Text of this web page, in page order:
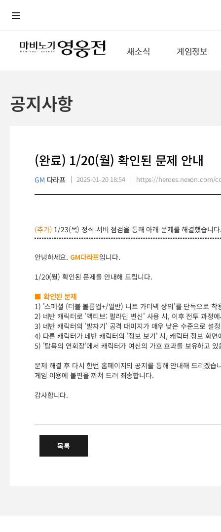
새소식 게임정보
공지사항
(완료) 1/20(월) 확인된 문제 안내
GM 다라프 2025-01-20 18:54 https://heroes.nexon.com/
(추가) 1/23(목) 정식 서버 점검을 통해 아래 문제를 해결했습니
안녕하세요. GM다라프입니다.
1/20(월) 확인된 문제를 안내해 드립니다.
■ 확인된 문제
1) '스페셜 (더블 볼륨업+/일반) 니트 가터넥 상의'를 단독으로 착
2) 네반 캐릭터로 '액티브: 팔라딘 변신' 사용 시, 이후 전투 과정
3) 네반 캐릭터의 '발차기' 공격 대미지가 매우 낮은 수준으로 설
4) 다른 캐릭터가 네반 캐릭터의 '정보 보기' 시, 캐릭터 정보 화
5) '탐욕의 연회장'에서 캐릭터가 여신의 가호 효과를 보유하고
문제 해결 후 다시 한번 홈페이지의 공지를 통해 안내해 드리겠습
게임 이용에 불편을 끼쳐 드려 죄송합니다.
감사합니다.
목록